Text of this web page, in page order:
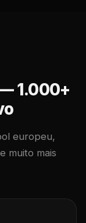
1.000+
europeu,
muito mais